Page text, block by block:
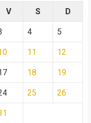
V S D
4 5
11 12
18 19
25 26